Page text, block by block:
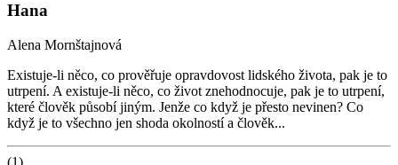
Hana
Alena Mornštajnová
Existuje-li něco, co prověřuje opravdovost lidského života, pak je to
utrpení. A existuje-li něco, co život znehodnocuje, pak je to utrpení,
které člověk působí jiným. Jenže co když je přesto nevinen? Co
když je to všechno jen shoda okolností a člověk...
(1)